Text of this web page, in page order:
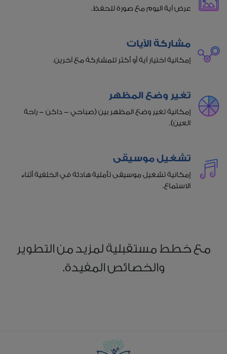
عرض آية اليوم مع صورة للحفظ.
مشاركة الآيات
إمكانية اختيار آية أو أكثر للمشاركة مع آخرين.
تغير وضع المظهر
إمكانية تغير وضع المظهر بين (صباحي - داكن - راحة
العين).
تشغيل موسيقى
إمكانية تشغيل موسيقى تأملية هادئة في الخلفية أثناء
الاستماع.
مع خطط مستقبلية لمزيد من التطوير
والخصائص المفيدة.